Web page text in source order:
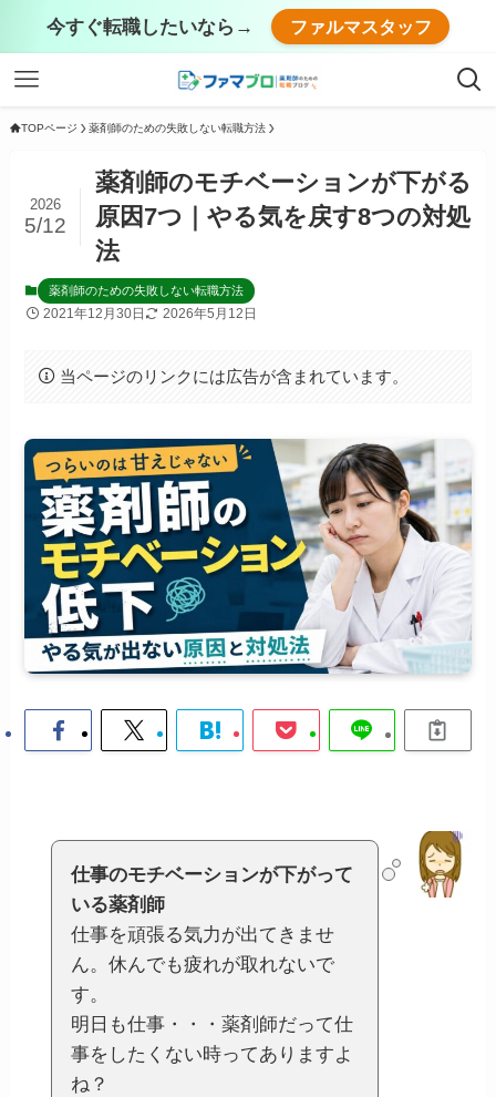
今すぐ転職したいなら→ ファルマスタッフ
TOPページ 薬剤師のための失敗しない転職方法
薬剤師のモチベーションが下がる
原因7つ｜やる気を戻す8つの対処
法
2026
5/12
薬剤師のための失敗しない転職方法
2021年12月30日 2026年5月12日
当ページのリンクには広告が含まれています。
仕事のモチベーションが下がって
いる薬剤師
仕事を頑張る気力が出てきませ
ん。休んでも疲れが取れないで
す。
明日も仕事・・・薬剤師だって仕
事をしたくない時ってありますよ
ね？